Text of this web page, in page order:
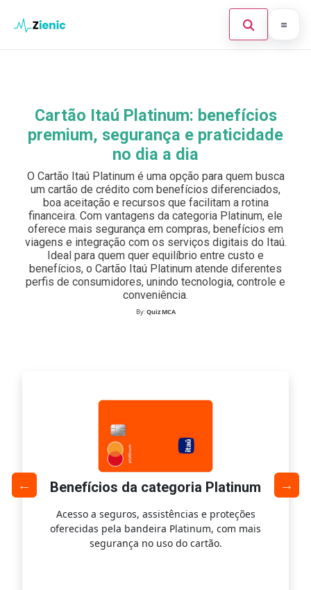
Abrir
Investimento
Legal
Buscar:
Pulsa Enter para buscar o ESC para cerrar.
Cartão Itaú Platinum: benefícios
premium, segurança e praticidade
no dia a dia
O Cartão Itaú Platinum é uma opção para quem busca
um cartão de crédito com benefícios diferenciados,
boa aceitação e recursos que facilitam a rotina
financeira. Com vantagens da categoria Platinum, ele
oferece mais segurança em compras, benefícios em
viagens e integração com os serviços digitais do Itaú.
Ideal para quem quer equilíbrio entre custo e
benefícios, o Cartão Itaú Platinum atende diferentes
perfis de consumidores, unindo tecnologia, controle e
conveniência.
By:Quiz MCA
Benefícios da categoria Platinum
Acesso a seguros, assistências e proteções
oferecidas pela bandeira Platinum, com mais
segurança no uso do cartão.